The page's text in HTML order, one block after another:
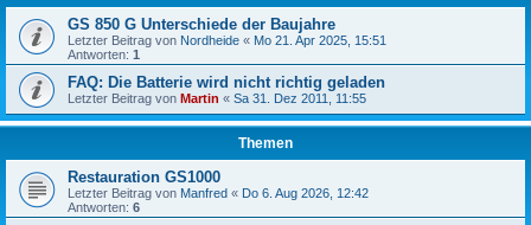
GS 850 G Unterschiede der Baujahre
Letzter Beitrag von Nordheide « Mo 21. Apr 2025, 15:51
Antworten: 1
FAQ: Die Batterie wird nicht richtig geladen
Letzter Beitrag von Martin « Sa 31. Dez 2011, 11:55
Themen
Restauration GS1000
Letzter Beitrag von Manfred « Do 6. Aug 2026, 12:42
Antworten: 6